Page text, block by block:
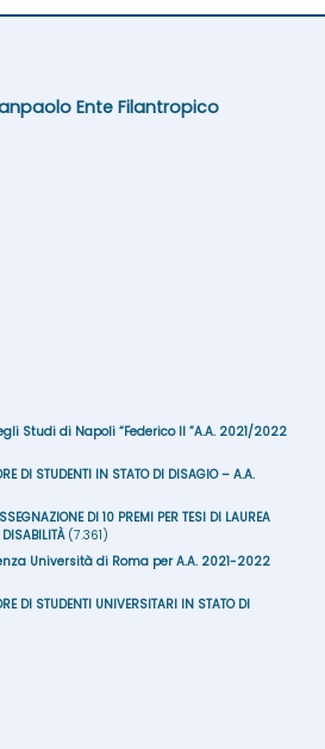
Ente Filantropico
Studi di Napoli “Federico II ”A.A. 2021/2022
DI STUDENTI IN STATO DI DISAGIO – A.A.
DI 10 PREMI PER TESI DI LAUREA
(7.361)
Università di Roma per A.A. 2021-2022
DI STUDENTI UNIVERSITARI IN STATO DI